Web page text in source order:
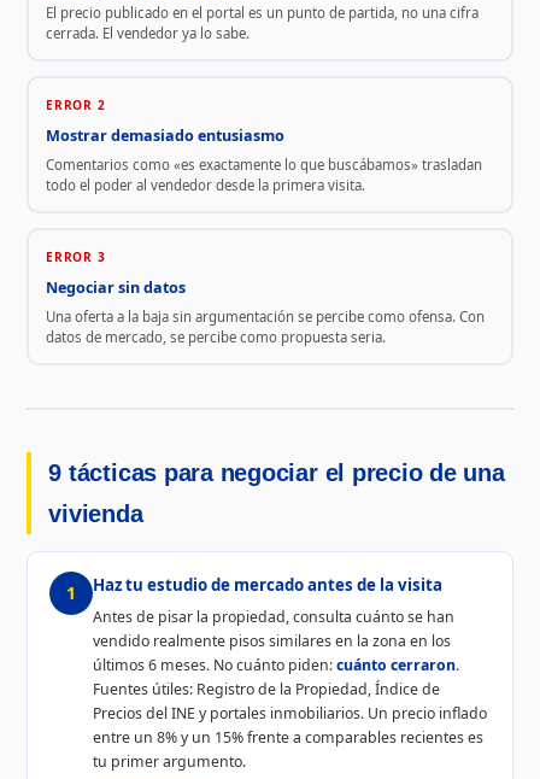
El precio publicado en el portal es un punto de partida, no una cifra
cerrada. El vendedor ya lo sabe.
ERROR 2
Mostrar demasiado entusiasmo
Comentarios como «es exactamente lo que buscábamos» trasladan
todo el poder al vendedor desde la primera visita.
ERROR 3
Negociar sin datos
Una oferta a la baja sin argumentación se percibe como ofensa. Con
datos de mercado, se percibe como propuesta seria.
9 tácticas para negociar el precio de una
vivienda
1 Haz tu estudio de mercado antes de la visita
Antes de pisar la propiedad, consulta cuánto se han
vendido realmente pisos similares en la zona en los
últimos 6 meses. No cuánto piden:cuánto cerraron.
Fuentes útiles: Registro de la Propiedad, Índice de
Precios del INE y portales inmobiliarios. Un precio inflado
entre un 8% y un 15% frente a comparables recientes es
tu primer argumento.